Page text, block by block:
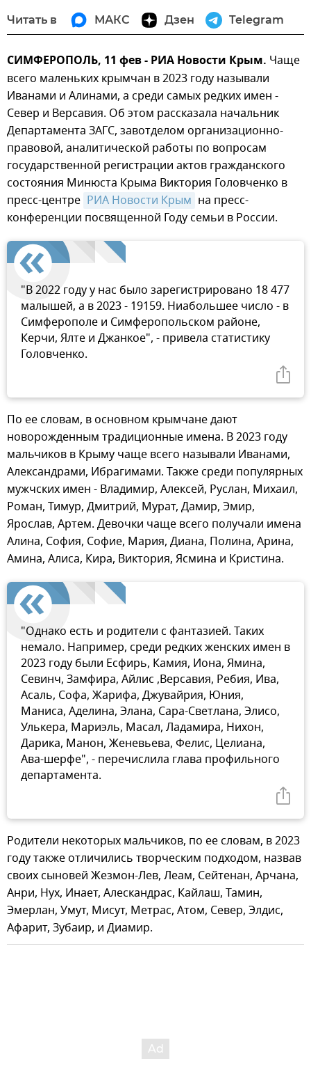
Читать в МАКС Дзен Telegram
СИМФЕРОПОЛЬ, 11 фев - РИА Новости Крым. Чаще
всего маленьких крымчан в 2023 году называли
Иванами и Алинами, а среди самых редких имен -
Север и Версавия. Об этом рассказала начальник
Департамента ЗАГС, завотделом организационно-
правовой, аналитической работы по вопросам
государственной регистрации актов гражданского
состояния Минюста Крыма Виктория Головченко в
пресс-центре РИА Новости Крым на пресс-
конференции посвященной Году семьи в России.
"В 2022 году у нас было зарегистрировано 18 477
малышей, а в 2023 - 19159. Ниабольшее число - в
Симферополе и Симферопольском районе,
Керчи, Ялте и Джанкое", - привела статистику
Головченко.
По ее словам, в основном крымчане дают
новорожденным традиционные имена. В 2023 году
мальчиков в Крыму чаще всего называли Иванами,
Александрами, Ибрагимами. Также среди популярных
мужчских имен - Владимир, Алексей, Руслан, Михаил,
Роман, Тимур, Дмитрий, Мурат, Дамир, Эмир,
Ярослав, Артем. Девочки чаще всего получали имена
Алина, София, Софие, Мария, Диана, Полина, Арина,
Амина, Алиса, Кира, Виктория, Ясмина и Кристина.
"Однако есть и родители с фантазией. Таких
немало. Например, среди редких женских имен в
2023 году были Есфирь, Камия, Иона, Ямина,
Севинч, Замфира, Айлис ,Версавия, Ребия, Ива,
Асаль, Софа, Жарифа, Джувайрия, Юния,
Маниса, Аделина, Элана, Сара-Светлана, Элисо,
Улькера, Мариэль, Масал, Ладамира, Нихон,
Дарика, Манон, Женевьева, Фелис, Целиана,
Ава-шерфе", - перечислила глава профильного
департамента.
Родители некоторых мальчиков, по ее словам, в 2023
году также отличились творческим подходом, назвав
своих сыновей Жезмон-Лев, Леам, Сейтенан, Арчана,
Анри, Нух, Инает, Алескандрас, Кайлаш, Тамин,
Эмерлан, Умут, Мисут, Метрас, Атом, Север, Элдис,
Афарит, Зубаир, и Диамир.